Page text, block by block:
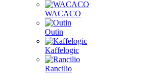
WACACO
Outin
Kaffelogic
Rancilio